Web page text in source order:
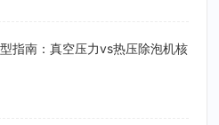
指南：真空压力vs热压除泡机核